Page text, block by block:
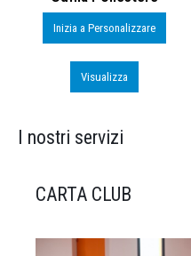
Inizia a Personalizzare
Visualizza
I nostri servizi
CARTA CLUB